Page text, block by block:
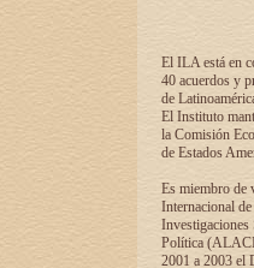
El ILA está en
40 acuerdos y
de
El Instituto
la Comisión
de Estados
Es miembro de
Internacional
Investigaciones
Política
2001 a 2003 el